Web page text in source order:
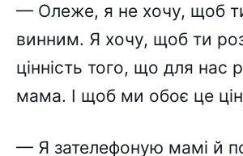
— Олеже, я не хочу, щоб
винним. Я хочу, щоб ти
цінність того, що для нас
мама. І щоб ми обоє це
— Я зателефоную мамі й
🔔 Підписатися